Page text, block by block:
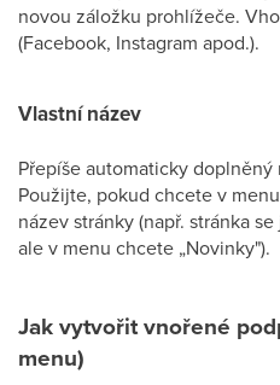
novou záložku prohlížeče.
(Facebook, Instagram apod.).
Vlastní název
Přepíše automaticky
Použijte, pokud chcete v
název stránky (např. stránka
ale v menu chcete „Novinky").
Jak vytvořit vnořené
menu)